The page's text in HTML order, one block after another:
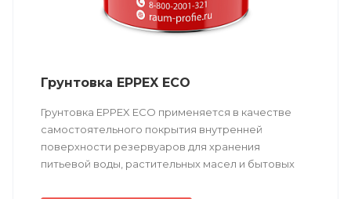
Грунтовка EPPEX ECO
Грунтовка EPPEX ECO применяется в качестве
самостоятельного покрытия внутренней
поверхности резервуаров для хранения
питьевой воды, растительных масел и бытовых